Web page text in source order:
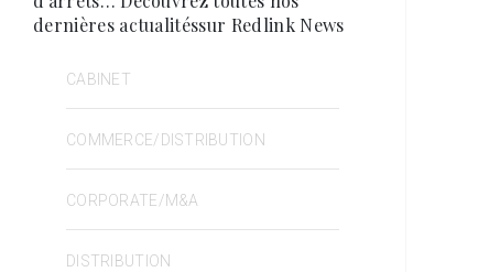
dernières actualitéssur Redlink News
CABINET
COMMERCE/DISTRIBUTION
CORPORATE/M&A
DISTRIBUTION